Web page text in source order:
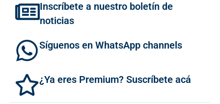
Inscríbete a nuestro boletín de
noticias
Síguenos en WhatsApp channels
¿Ya eres Premium? Suscríbete acá